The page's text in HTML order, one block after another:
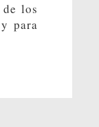
los
para